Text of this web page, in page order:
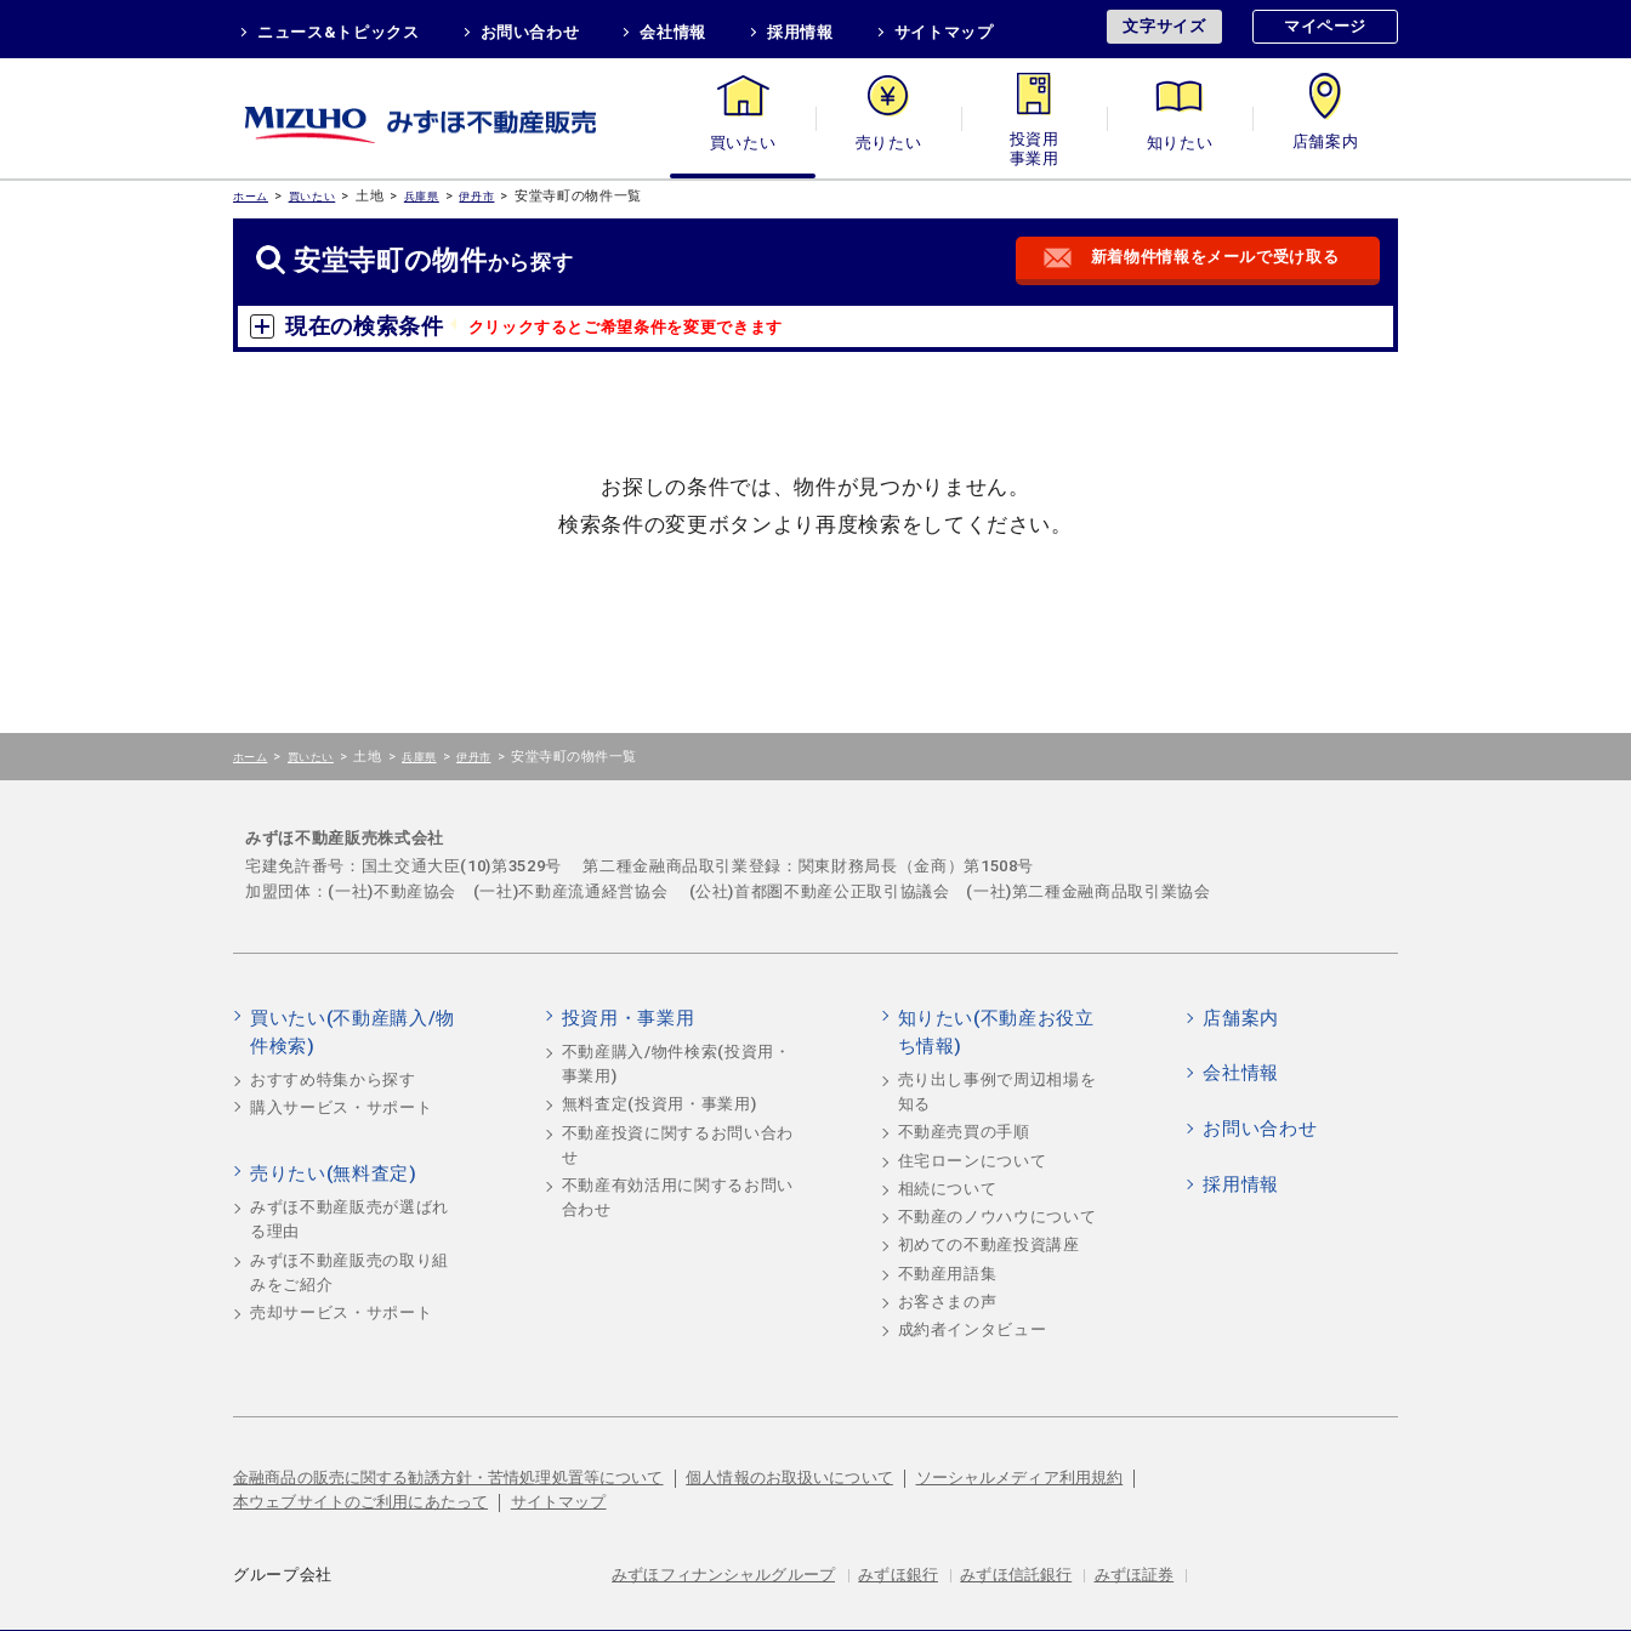
ニュース&トピックス お問い合わせ 会社情報 採用情報 サイトマップ 文字サイズ マイページ
買いたい 売りたい 投資用・事業用 知りたい 店舗案内
ホーム > 買いたい > 土地 > 兵庫県 > 伊丹市 > 安堂寺町の物件一覧
安堂寺町の物件から探す 新着物件情報をメールで受け取る
現在の検索条件 クリックするとご希望条件を変更できます
お探しの条件では、物件が見つかりません。
検索条件の変更ボタンより 再度検索をしてください。
ホーム > 買いたい > 土地 > 兵庫県 > 伊丹市 > 安堂寺町の物件一覧
みずほ不動産販売株式会社
宅建免許番号：国土交通大臣(10)第3529号
第二種金融商品取引業登録：関東財務局長（金商）第1508号
加盟団体：(一社)不動産協会 (一社)不動産流通経営協会
(公社)首都圏不動産公正取引協議会 (一社)第二種金融商品取引業協会
買いたい(不動産購入/物
件検索)
おすすめ特集から探す
購入サービス・サポート
売りたい(無料査定)
みずほ不動産販売が選ばれ
る理由
みずほ不動産販売の取り組
みをご紹介
売却サービス・サポート
投資用・事業用
不動産購入/物件検索(投資用・
事業用)
無料査定(投資用・事業用)
不動産投資に関するお問い合わ
せ
不動産有効活用に関するお問い
合わせ
知りたい(不動産お役立
ち情報)
売り出し事例で周辺相場を
知る
不動産売買の手順
住宅ローンについて
相続について
不動産のノウハウについて
初めての不動産投資講座
不動産用語集
お客さまの声
成約者インタビュー
店舗案内
会社情報
お問い合わせ
採用情報
金融商品の販売に関する勧誘方針・苦情処理処置等について 個人情報のお取扱いについて
ソーシャルメディア利用規約
本ウェブサイトのご利用にあたって
サイトマップ
グループ会社 みずほフィナンシャルグループ | みずほ銀行 | みずほ信託銀行 | みずほ証券 |